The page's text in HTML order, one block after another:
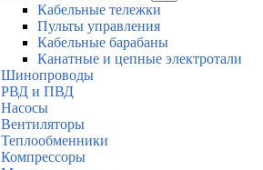
Кабельные тележки
Пульты управления
Кабельные барабаны
Канатные и цепные электротали
Шинопроводы
РВД и ПВД
Насосы
Вентиляторы
Теплообменники
Компрессоры